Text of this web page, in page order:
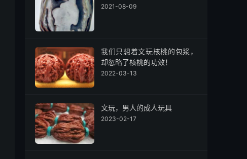
2021-08-09
我们只想着文玩核桃的包浆，
却忽略了核桃的功效！
2022-03-13
文玩，男人的成人玩具
2023-02-17